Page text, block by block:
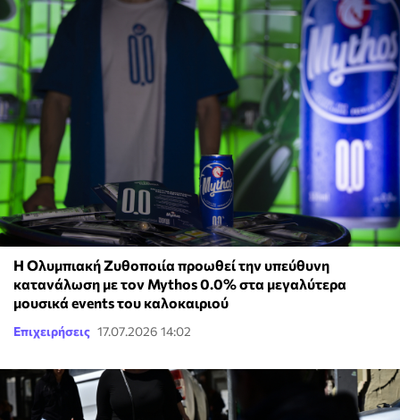
Η Ολυμπιακή Ζυθοποιία προωθεί την υπεύθυνη
κατανάλωση με τον Mythos 0.0% στα μεγαλύτερα
μουσικά events του καλοκαιριού
Επιχειρήσεις 17.07.2026 14:02